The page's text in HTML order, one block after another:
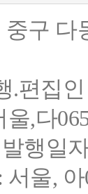
구
편집
,다
행일
울,